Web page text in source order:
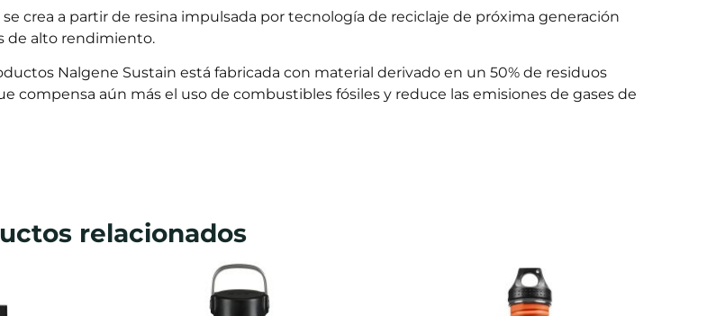
se crea a partir de resina impulsada por tecnología de reciclaje de próxima generación
de alto rendimiento.
Nalgene Sustain está fabricada con material derivado en un 50% de residuos
compensa aún más el uso de combustibles fósiles y reduce las emisiones de gases de
relacionados